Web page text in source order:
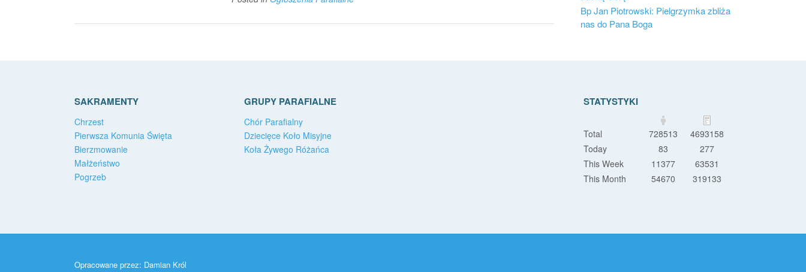
Bp Jan Piotrowski: Pielgrzymka zbliża
nas do Pana Boga
SAKRAMENTY
Chrzest
Pierwsza Komunia Święta
Bierzmowanie
Małżeństwo
Pogrzeb
GRUPY PARAFIALNE
Chór Parafialny
Dziecięce Koło Misyjne
Koła Żywego Różańca
STATYSTYKI
Total 728513
4693158
Today
83
277
This Week
11377
63531
This Month
54670 319133
Opracowane przez: Damian Król